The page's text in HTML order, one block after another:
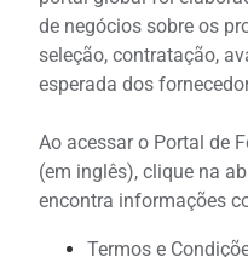
de negócios sobre os
seleção, contratação,
esperada dos
Ao acessar o Portal de
(em inglês), clique na
encontra informações
Termos e